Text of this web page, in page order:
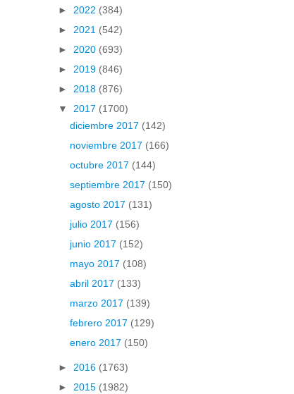
► 2022 (384)
► 2021 (542)
► 2020 (693)
► 2019 (846)
► 2018 (876)
▼ 2017 (1700)
diciembre 2017 (142)
noviembre 2017 (166)
octubre 2017 (144)
septiembre 2017 (150)
agosto 2017 (131)
julio 2017 (156)
junio 2017 (152)
mayo 2017 (108)
abril 2017 (133)
marzo 2017 (139)
febrero 2017 (129)
enero 2017 (150)
► 2016 (1763)
► 2015 (1982)